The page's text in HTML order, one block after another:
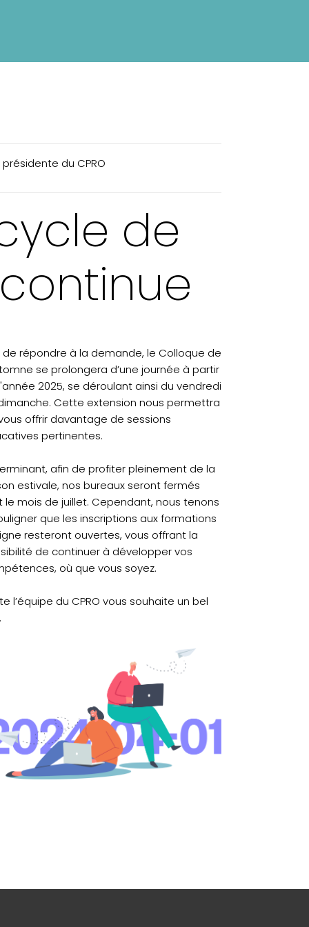
du CPRO
de
de répondre à la demande, le Colloque de
se prolongera d’une journée à partir
2025, se déroulant ainsi du vendredi
Cette extension nous permettra
offrir davantage de sessions
pertinentes.
afin de profiter pleinement de la
estivale, nos bureaux seront fermés
le mois de juillet. Cependant, nous tenons
que les inscriptions aux formations
resteront ouvertes, vous offrant la
de continuer à développer vos
où que vous soyez.
l’équipe du CPRO vous souhaite un bel